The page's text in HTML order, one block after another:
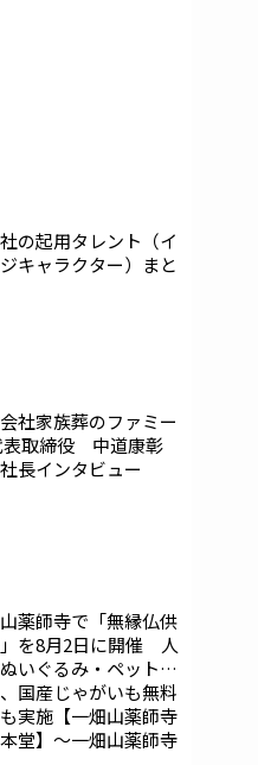
の起用タレント（イ
キャラクター）まと
社家族葬のファミー
表取締役 中道康彰
長インタビュー
薬師寺で「無縁仏供
を8月2日に開催 人
いぐるみ・ペットの
国産じゃがいも無料
実施【一畑山薬師寺
堂】～一畑山薬師寺